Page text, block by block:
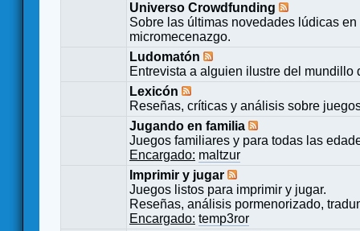
Universo Crowdfunding
Sobre las últimas novedades lúdicas
micromecenazgo.
Ludomatón
Entrevista a alguien ilustre del mundillo
Lexicón
Reseñas, críticas y análisis sobre
Jugando en familia
Juegos familiares y para todas las
Encargado: maltzur
Imprimir y jugar
Juegos listos para imprimir y jugar.
Reseñas, análisis pormenorizado,
Encargado: temp3ror